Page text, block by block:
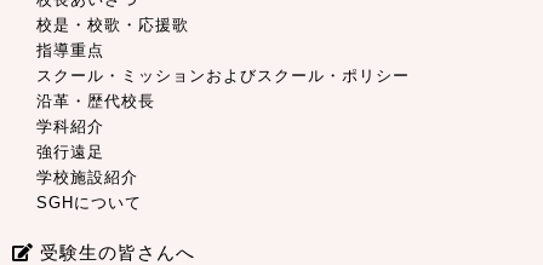
校是・校歌・応援歌
指導重点
スクール・ミッションおよびスクール・ポリシー
沿革・歴代校長
学科紹介
強行遠足
学校施設紹介
SGHについて
受験生の皆さんへ